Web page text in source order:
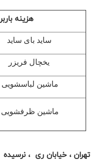
هزینه
ساید بای ساید
یخچال فریزر
ماشین لباسشویی
ماشین ظرفشویی
تهران ، خیابان ری ،